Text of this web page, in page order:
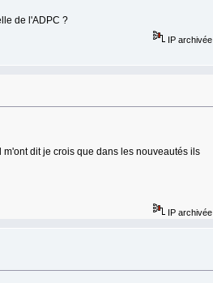
de l'ADPC ?
IP archivée
dit je crois que dans les nouveautés ils
IP archivée